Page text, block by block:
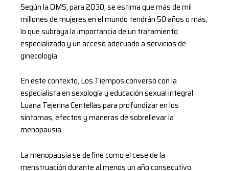
Según la OMS, para 2030, se estima que más de mil
millones de mujeres en el mundo tendrán 50 años o más,
lo que subraya la importancia de un tratamiento
especializado y un acceso adecuado a servicios de
ginecología.
En este contexto, Los Tiempos conversó con la
especialista en sexología y educación sexual integral
Luana Tejerina Centellas para profundizar en los
síntomas, efectos y maneras de sobrellevar la
menopausia.
La menopausia se define como el cese de la
menstruación durante al menos un año consecutivo.